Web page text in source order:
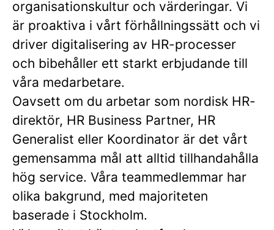
organisationskultur och värderingar. Vi
är proaktiva i vårt förhållningssätt och vi
driver digitalisering av HR-processer
och bibehåller ett starkt erbjudande till
våra medarbetare.
Oavsett om du arbetar som nordisk HR-
direktör, HR Business Partner, HR
Generalist eller Koordinator är det vårt
gemensamma mål att alltid tillhandahålla
hög service. Våra teammedlemmar har
olika bakgrund, med majoriteten
baserade i Stockholm.